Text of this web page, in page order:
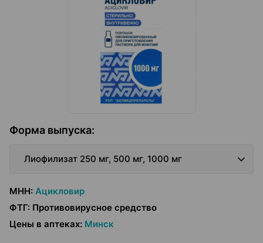
Форма выпуска:
Лиофилизат 250 мг, 500 мг, 1000 мг
МНН: Ацикловир
ФТГ: Противовирусное средство
Цены в аптеках: Минск